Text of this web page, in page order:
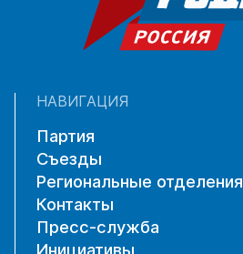
НАВИГАЦИЯ
Партия
Съезды
Региональные отделения
Контакты
Пресс-служба
Инициативы